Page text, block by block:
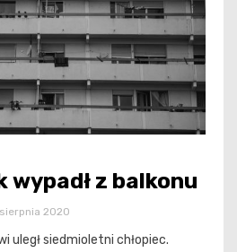
wypadł z balkonu
2020
uległ siedmioletni chłopiec.